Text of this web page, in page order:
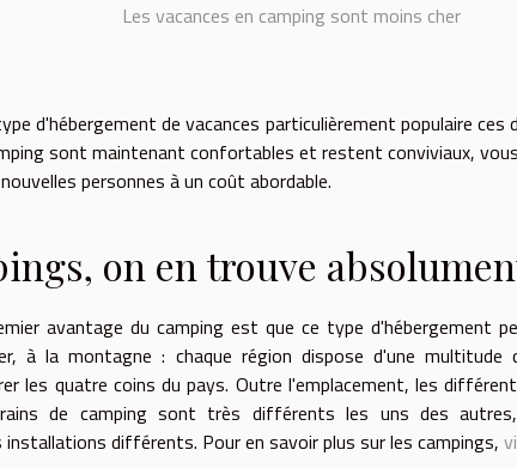
Les vacances en camping sont moins cher
d'hébergement de vacances particulièrement populaire ces
sont maintenant confortables et restent conviviaux,
personnes à un coût abordable.
on en trouve
avantage du camping est que ce type d'hébergement
à la montagne : chaque région dispose d'une
les quatre coins du pays. Outre l'emplacement, les
de camping sont très différents les uns des
différents. Pour en savoir plus sur les campings,